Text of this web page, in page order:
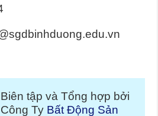
Biên tập và Tổng hợp bởi
Công Ty Bất Động Sản